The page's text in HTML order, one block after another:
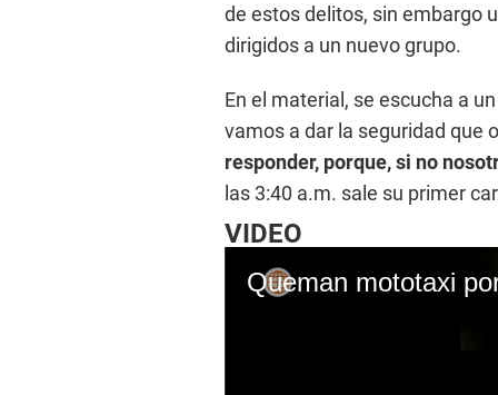
de estos delitos, sin embargo
dirigidos a un nuevo grupo.
En el material, se escucha a
vamos a dar la seguridad que
responder, porque, si no
las 3:40 a.m. sale su primer
VIDEO
Queman mototaxi